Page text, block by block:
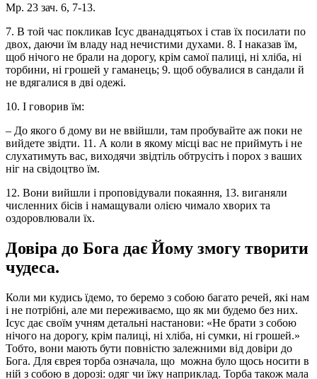
Мр. 23 зач. 6, 7-13.
7. В той час покликав Ісус дванадцятьох і став їх посилати по
двох, даючи їм владу над нечистими духами. 8. І наказав їм,
щоб нічого не брали на дорогу, крім самої палиці, ні хліба, ні
торбини, ні грошей у гаманець; 9. щоб обувалися в сандали й
не вдягалися в дві одежі.
10. І говорив їм:
– До якого б дому ви не ввійшли, там пробувайте аж поки не
вийдете звідти. 11. А коли в якому місці вас не приймуть і не
слухатимуть вас, виходячи звідтіль обтрусіть і порох з ваших
ніг на свідоцтво їм.
12. Вони вийшли і проповідували покаяння, 13. виганяли
численних бісів і намащували олією чимало хворих та
оздоровлювали їх.
Довіра до Бога дає Йому змогу творити
чудеса.
Коли ми кудись їдемо, то беремо з собою багато речей, які нам
і не потрібні, але ми переживаємо, що як ми будемо без них.
Ісус дає своїм учням детальні настанови: «Не брати з собою
нічого на дорогу, крім палиці, ні хліба, ні сумки, ні грошей.»
Тобто, вони мають бути повністю залежними від довіри до
Бога. Для єврея торба означала, що можна було щось носити в
ній з собою в дорозі: одяг чи їжу наприклад. Торба також мала